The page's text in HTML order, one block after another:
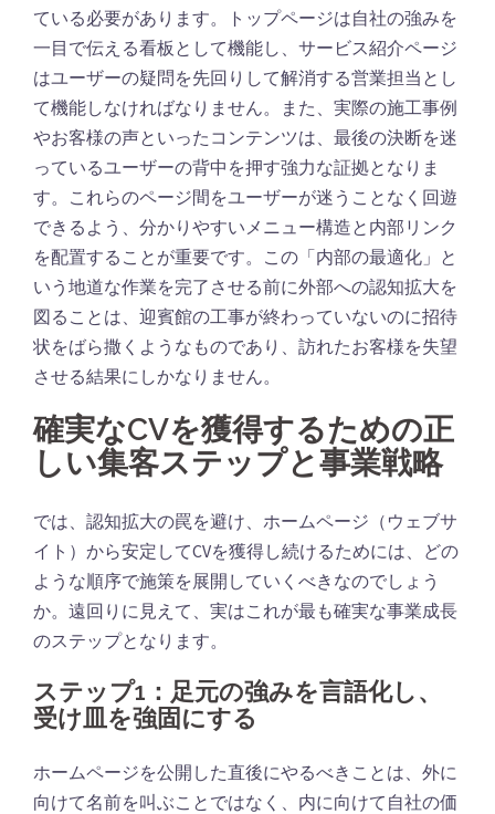
ている必要があります。トップページは自社の強みを
一目で伝える看板として機能し、サービス紹介ページ
はユーザーの疑問を先回りして解消する営業担当とし
て機能しなければなりません。また、実際の施工事例
やお客様の声といったコンテンツは、最後の決断を迷
っているユーザーの背中を押す強力な証拠となりま
す。これらのページ間をユーザーが迷うことなく回遊
できるよう、分かりやすいメニュー構造と内部リンク
を配置することが重要です。この「内部の最適化」と
いう地道な作業を完了させる前に外部への認知拡大を
図ることは、迎賓館の工事が終わっていないのに招待
状をばら撒くようなものであり、訪れたお客様を失望
させる結果にしかなりません。
確実なCVを獲得するための正
しい集客ステップと事業戦略
では、認知拡大の罠を避け、ホームページ（ウェブサ
イト）から安定してCVを獲得し続けるためには、どの
ような順序で施策を展開していくべきなのでしょう
か。遠回りに見えて、実はこれが最も確実な事業成長
のステップとなります。
ステップ1：足元の強みを言語化し、
受け皿を強固にする
ホームページを公開した直後にやるべきことは、外に
向けて名前を叫ぶことではなく、内に向けて自社の価